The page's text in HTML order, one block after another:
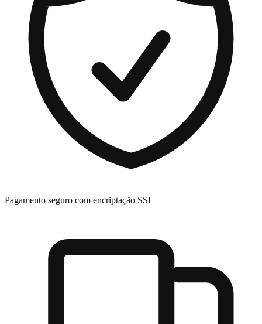
Pagamento seguro com encriptação SSL